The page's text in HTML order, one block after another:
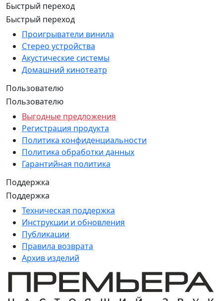
Быстрый переход
Быстрый переход
Проигрыватели винила
Стерео устройства
Акустические системы
Домашний кинотеатр
Пользователю
Пользователю
Выгодные предложения
Регистрация продукта
Политика конфиденциальности
Политика обработки данных
Гарантийная политика
Поддержка
Поддержка
Техническая поддержка
Инструкции и обновления
Публикации
Правила возврата
Архив изделий